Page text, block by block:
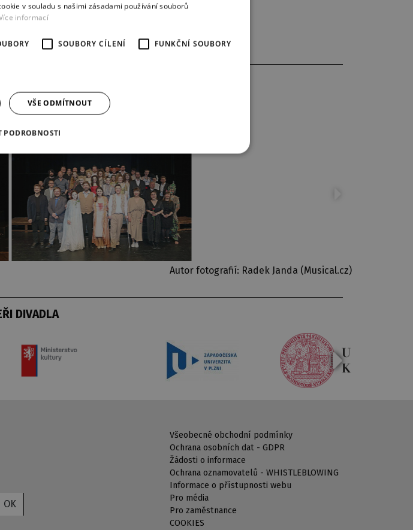
a-akce/intro
Autor fotografií: Radek Janda (Musical.cz)
DIVADLA
OK
Všeobecné obchodní podmínky
Ochrana osobních dat - GDPR
Žádosti o informace
Ochrana oznamovatelů - WHISTLEBLOWING
Informace o přístupnosti webu
Pro média
Pro zaměstnance
COOKIES
v souladu s našimi zásadami používání souborů
informací
SOUBORY CÍLENÍ FUNKČNÍ SOUBORY
VŠE ODMÍTNOUT
PODROBNOSTI